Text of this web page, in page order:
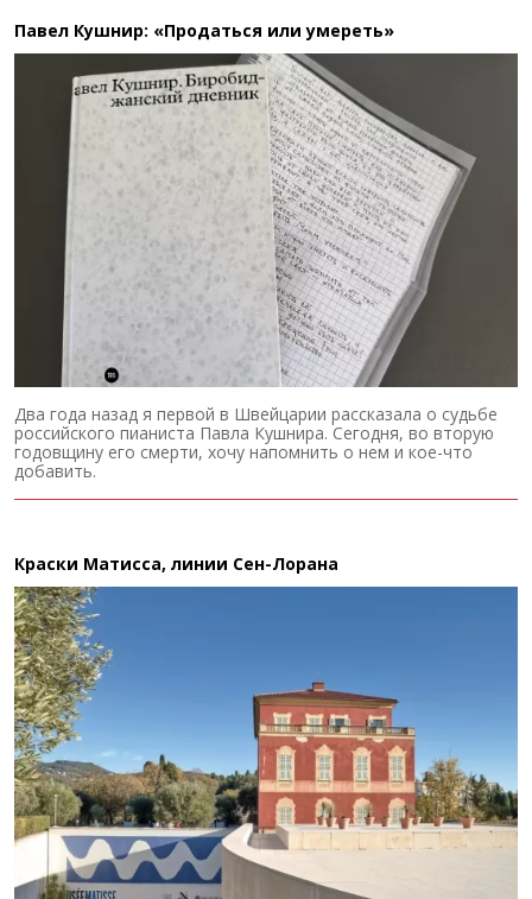
Павел Кушнир: «Продаться или умереть»
Два года назад я первой в Швейцарии рассказала о судьбе
российского пианиста Павла Кушнира. Сегодня, во вторую
годовщину его смерти, хочу напомнить о нем и кое-что
добавить.
Краски Матисса, линии Сен-Лорана